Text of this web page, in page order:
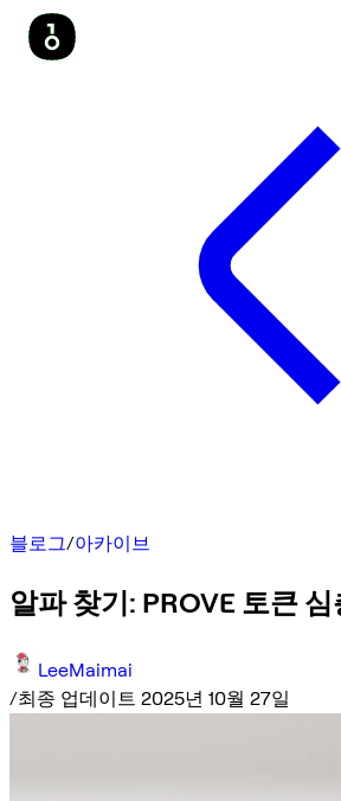
블로그/아카이브
알파 찾기: PROVE 토큰 심
LeeMaimai
/최종 업데이트 2025년 10월 27일